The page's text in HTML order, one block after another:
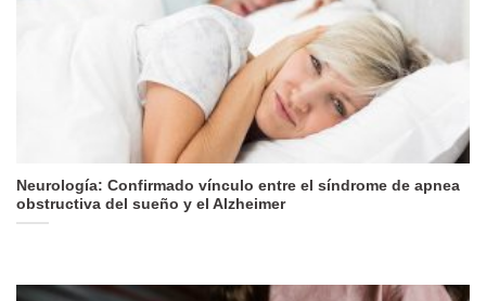
Neurología: Confirmado vínculo entre el síndrome de apnea
obstructiva del sueño y el Alzheimer